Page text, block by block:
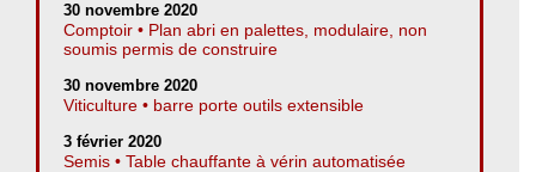
30 novembre 2020
Comptoir • Plan abri en palettes, modulaire, non
soumis permis de construire
30 novembre 2020
Viticulture • barre porte outils extensible
3 février 2020
Semis • Table chauffante à vérin automatisée